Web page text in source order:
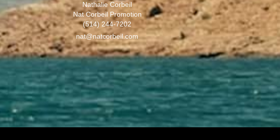
Nathalie Corbeil
Nat Corbeil Promotion
(514) 244-7202
nat@natcorbeil.com